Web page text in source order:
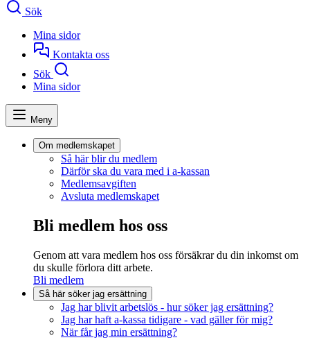
Sök
Mina sidor
Kontakta oss
Sök
Mina sidor
Meny
Om medlemskapet
Så här blir du medlem
Därför ska du vara med i a-kassan
Medlemsavgiften
Avsluta medlemskapet
Bli medlem hos oss
Genom att vara medlem hos oss försäkrar du din inkomst om
du skulle förlora ditt arbete.
Bli medlem
Så här söker jag ersättning
Jag har blivit arbetslös - hur söker jag ersättning?
Jag har haft a-kassa tidigare - vad gäller för mig?
När får jag min ersättning?